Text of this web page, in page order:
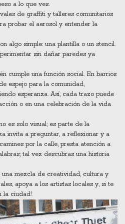
a lo que ves.
de graffiti y talleres comunitarios
probar el aerosol y entender la
algo simple: una plantilla o un stencil.
sin dañar paredes ya
cumple una función social. En barrios
espejo para la comunidad,
esperanza. Así, cada trazo puede
o en una celebración de la vida
es solo visual; es parte de la
invita a preguntar, a reflexionar y a
por la calle, presta atención a
tal vez descubras una historia
una mezcla de creatividad, cultura y
apoya a los artistas locales y, si te
la ciudad!